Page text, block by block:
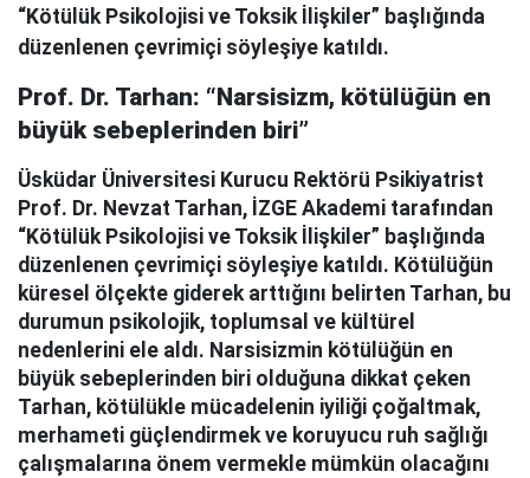
“Kötülük Psikolojisi ve Toksik İlişkiler” başlığında
düzenlenen çevrimiçi söyleşiye katıldı.
Prof. Dr. Tarhan: “Narsisizm, kötülüğün en
büyük sebeplerinden biri”
Üsküdar Üniversitesi Kurucu Rektörü Psikiyatrist
Prof. Dr. Nevzat Tarhan, İZGE Akademi tarafından
“Kötülük Psikolojisi ve Toksik İlişkiler” başlığında
düzenlenen çevrimiçi söyleşiye katıldı. Kötülüğün
küresel ölçekte giderek arttığını belirten Tarhan, bu
durumun psikolojik, toplumsal ve kültürel
nedenlerini ele aldı. Narsisizmin kötülüğün en
büyük sebeplerinden biri olduğuna dikkat çeken
Tarhan, kötülükle mücadelenin iyiliği çoğaltmak,
merhameti güçlendirmek ve koruyucu ruh sağlığı
çalışmalarına önem vermekle mümkün olacağını